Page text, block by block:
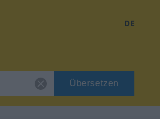
DE
Übersetzen